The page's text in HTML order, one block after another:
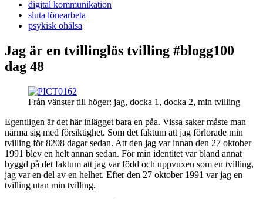
digital kommunikation
sluta lönearbeta
psykisk ohälsa
Jag är en tvillinglös tvilling #blogg100
dag 48
Från vänster till höger: jag, docka 1, docka 2, min tvilling
Egentligen är det här inlägget bara en påa. Vissa saker måste man
närma sig med försiktighet. Som det faktum att jag förlorade min
tvilling för 8208 dagar sedan. Att den jag var innan den 27 oktober
1991 blev en helt annan sedan. För min identitet var bland annat
byggd på det faktum att jag var född och uppvuxen som en tvilling,
jag var en del av en helhet. Efter den 27 oktober 1991 var jag en
tvilling utan min tvilling.